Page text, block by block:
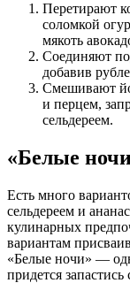
Перетирают
соломкой
мякоть
Соединяют
добавив
Смешивают
и перцем,
сельдереем.
«Белые
Есть много
сельдереем и
кулинарных
вариантам
«Белые ночи» —
придется